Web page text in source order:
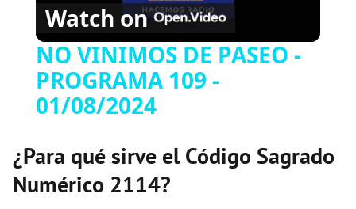
a
Watch on
NO VINIMOS DE PASEO -
PROGRAMA 109 -
01/08/2024
¿Para qué sirve el Código Sagrado
Numérico 2114?